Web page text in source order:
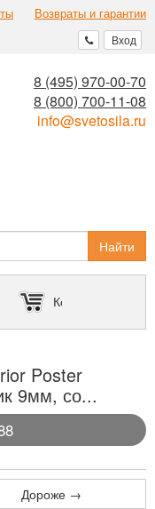
Возвраты и гарантии
Вход
8 (495) 970-00-70
8 (800) 700-11-08
info@svetosila.ru
Найти
Корзина пуста
Poster
9мм, со...
Дороже →